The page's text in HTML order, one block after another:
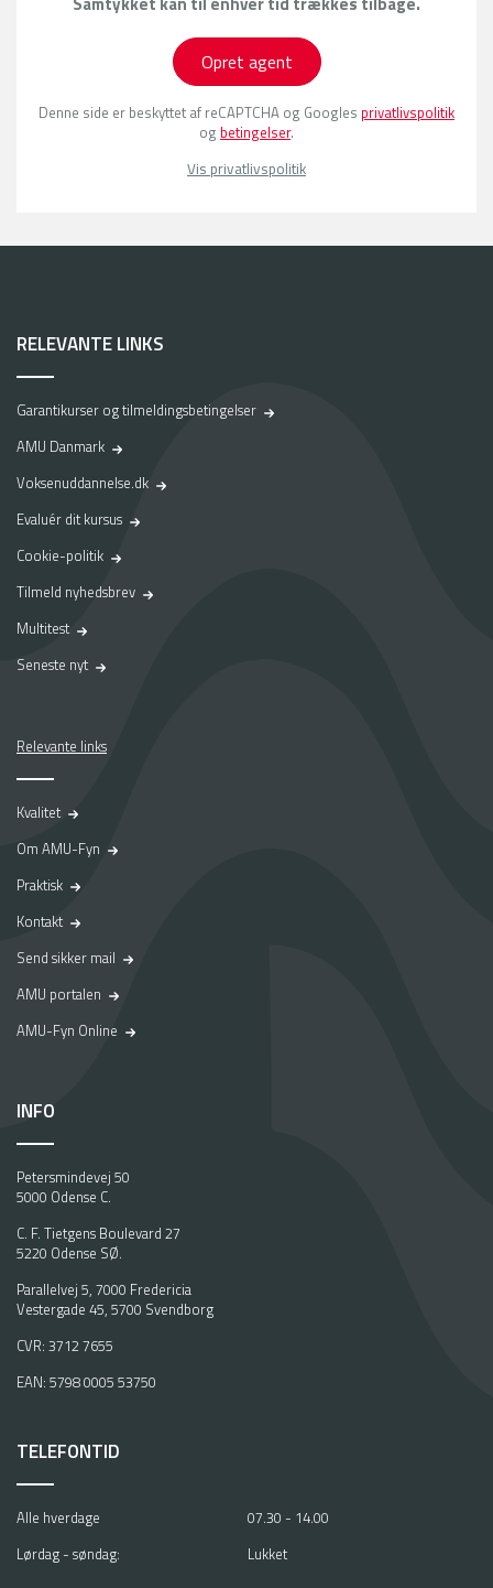
Opret agent
Denne side er beskyttet af reCAPTCHA og Googles privatlivspolitik
og betingelser.
Vis privatlivspolitik
RELEVANTE LINKS
Garantikurser og tilmeldingsbetingelser
AMU Danmark
Voksenuddannelse.dk
Evaluér dit kursus
Cookie-politik
Tilmeld nyhedsbrev
Multitest
Seneste nyt
Relevante links
Kvalitet
Om AMU-Fyn
Praktisk
Kontakt
Send sikker mail
AMU portalen
AMU-Fyn Online
INFO
Petersmindevej 50
5000 Odense C.
C. F. Tietgens Boulevard 27
5220 Odense SØ.
Parallelvej 5, 7000 Fredericia
Vestergade 45, 5700 Svendborg
CVR: 3712 7655
EAN: 5798 0005 53750
TELEFONTID
Alle hverdage
07.30 - 14.00
Lørdag - søndag:
Lukket